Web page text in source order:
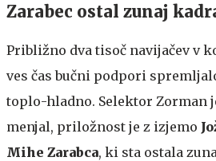
Zarabec ostal zunaj
Približno dva tisoč navijačev v
ves čas bučni podpori
toplo-hladno. Selektor Zorman
menjal, priložnost je z izjemo
Mihe Zarabca, ki sta ostala